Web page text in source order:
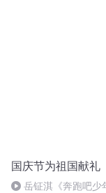
国庆节为祖国献礼
岳钲淇《奔跑吧少